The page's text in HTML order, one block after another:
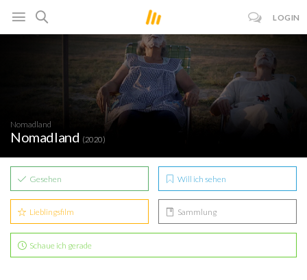
LOGIN
Nomadland
Nomadland (2020)
Gesehen Will ich sehen
Lieblingsfilm Sammlung
Schaue ich gerade